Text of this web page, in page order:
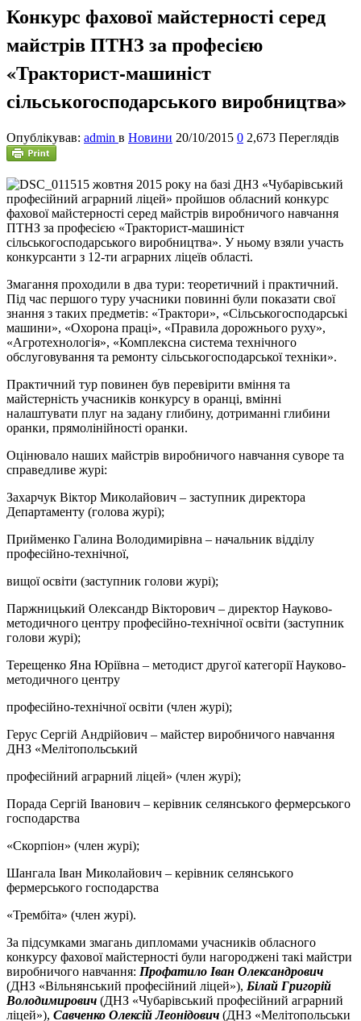
Конкурс фахової майстерності серед
майстрів ПТНЗ за професією
«Тракторист-машиніст
сільськогосподарського виробництва»
Опублікував: admin в Новини 20/10/2015 0 2,673 Переглядів
15 жовтня 2015 року на базі ДНЗ «Чубарівський
професійний аграрний ліцей» пройшов обласний конкурс
фахової майстерності серед майстрів виробничого навчання
ПТНЗ за професією «Тракторист-машиніст
сільськогосподарського виробництва». У ньому взяли участь
конкурсанти з 12-ти аграрних ліцеїв області.
Змагання проходили в два тури: теоретичний і практичний.
Під час першого туру учасники повинні були показати свої
знання з таких предметів: «Трактори», «Сільськогосподарські
машини», «Охорона праці», «Правила дорожнього руху»,
«Агротехнологія», «Комплексна система технічного
обслуговування та ремонту сільськогосподарської техніки».
Практичний тур повинен був перевірити вміння та
майстерність учасників конкурсу в оранці, вмінні
налаштувати плуг на задану глибину, дотриманні глибини
оранки, прямолінійності оранки.
Оцінювало наших майстрів виробничого навчання суворе та
справедливе журі:
Захарчук Віктор Миколайович – заступник директора
Департаменту (голова журі);
Прийменко Галина Володимирівна – начальник відділу
професійно-технічної,
вищої освіти (заступник голови журі);
Паржницький Олександр Вікторович – директор Науково-
методичного центру професійно-технічної освіти (заступник
голови журі);
Терещенко Яна Юріївна – методист другої категорії Науково-
методичного центру
професійно-технічної освіти (член журі);
Герус Сергій Андрійович – майстер виробничого навчання
ДНЗ «Мелітопольський
професійний аграрний ліцей» (член журі);
Порада Сергій Іванович – керівник селянського фермерського
господарства
«Скорпіон» (член журі);
Шангала Іван Миколайович – керівник селянського
фермерського господарства
«Трембіта» (член журі).
За підсумками змагань дипломами учасників обласного
конкурсу фахової майстерності були нагороджені такі майстри
виробничого навчання: Профатило Іван Олександрович
(ДНЗ «Вільнянський професійний ліцей»), Білай Григорій
Володимирович (ДНЗ «Чубарівський професійний аграрний
ліцей»), Савченко Олексій Леонідович (ДНЗ «Мелітопольськи